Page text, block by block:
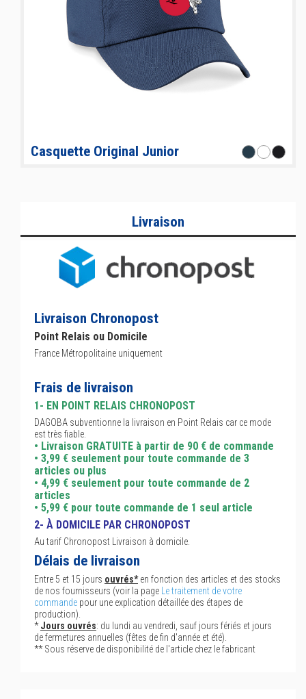
Casquette Original Junior
Livraison
Livraison Chronopost
Point Relais ou Domicile
France Métropolitaine uniquement
Frais de livraison
1- EN POINT RELAIS CHRONOPOST
DAGOBA subventionne la livraison en Point Relais car ce mode
est très fiable.
• Livraison GRATUITE à partir de 90 € de commande
• 3,99 € seulement pour toute commande de 3
articles ou plus
• 4,99 € seulement pour toute commande de 2
articles
• 5,99 € pour toute commande de 1 seul article
2- À DOMICILE PAR CHRONOPOST
Au tarif Chronopost Livraison à domicile.
Délais de livraison
Entre 5 et 15 jours ouvrés*en fonction des articles et des stocks
de nos fournisseurs (voir la page
Le traitement de votre
commande pour une explication détaillée des étapes de
production).
*Jours ouvrés: du lundi au vendredi, sauf jours fériés et jours
de fermetures annuelles (fêtes de fin d'année et été).
** Sous réserve de disponibilité de l'article chez le fabricant